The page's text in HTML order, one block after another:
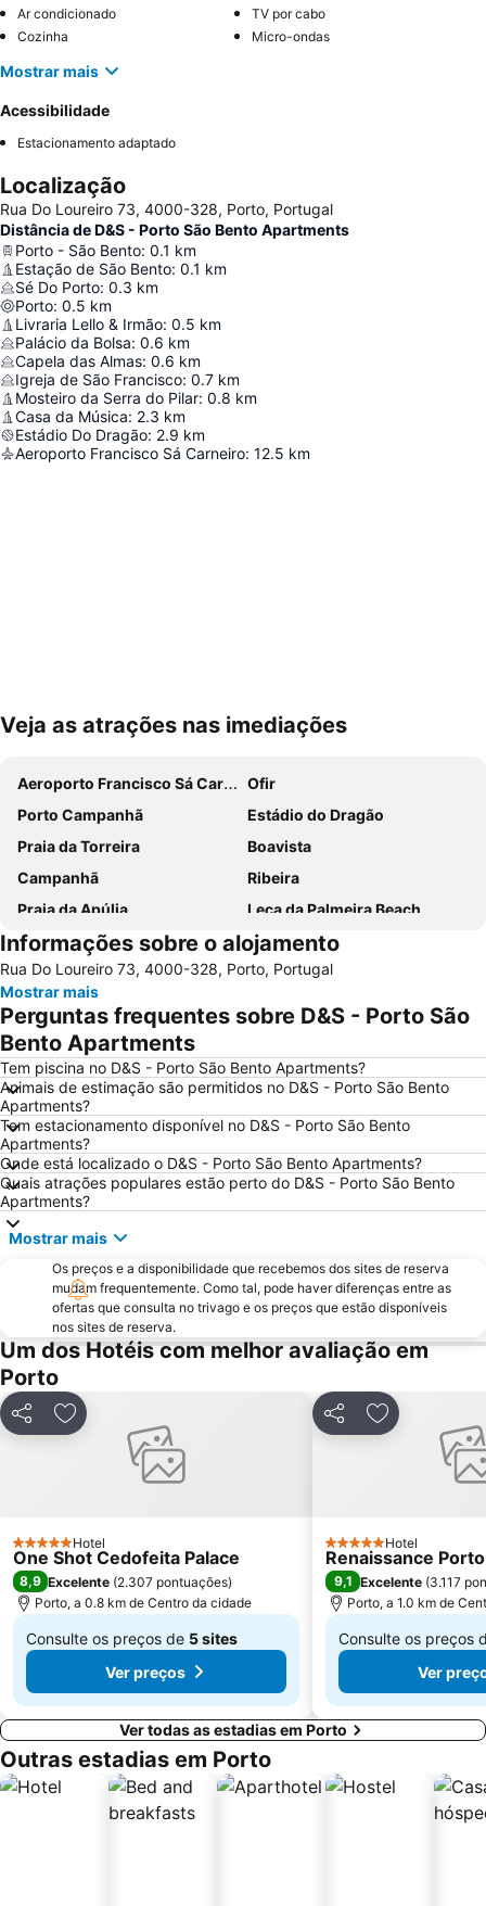
Ar condicionado
TV por cabo
Cozinha
Micro-ondas
Mostrar mais
Acessibilidade
Estacionamento adaptado
Localização
Rua Do Loureiro 73, 4000-328, Porto, Portugal
Distância de D&S - Porto São Bento Apartments
Porto - São Bento: 0.1 km
Estação de São Bento: 0.1 km
Sé Do Porto: 0.3 km
Porto: 0.5 km
Livraria Lello & Irmão: 0.5 km
Palácio da Bolsa: 0.6 km
Capela das Almas: 0.6 km
Igreja de São Francisco: 0.7 km
Mosteiro da Serra do Pilar: 0.8 km
Casa da Música: 2.3 km
Estádio Do Dragão: 2.9 km
Aeroporto Francisco Sá Carneiro: 12.5 km
Ampliar mapa
Veja as atrações nas imediações
Aeroporto Francisco Sá Carneiro
Ofir
Porto Campanhã
Estádio do Dragão
Praia da Torreira
Boavista
Campanhã
Ribeira
Praia da Apúlia
Leça da Palmeira Beach
Parque aquático de Amarante
Pavilhão Multiusos Gondomar
Praia do Furadouro
Cais de Gaia
Magikland
Pavilhão Rosa Mota
Norteshopping
Baixa
Centro Histórico do Porto
Casa da Música
Parque & Zoo Santo Inácio
Estação São Bento
Aver-o-Mar Beach
Europarque
Matosinhos Beach
Praia da Aguda
Parque da Cidade
Hotel Solverde Beach
Edificio da Alfândega
Braga Parque
Mercado do Bolhão
Estádio Municipal de Braga - Estádio AXA
Aldeia Rural Preservada de Quintandona
Palacio do Freixo
Mindelo Beach
Bom Jesus do Monte
Caxinas Beach
Termas Romanas do Alto da Cividade
Estação de Caminhos de Ferro de Braga
Casino de Espinho
Parque do Palácio de Cristal
Aquático de Fafe
Azurara Beach
Informações sobre o alojamento
Rua Do Loureiro 73, 4000-328, Porto, Portugal
Mostrar mais
Perguntas frequentes sobre D&S - Porto São
Bento Apartments
Tem piscina no D&S - Porto São Bento Apartments?
Animais de estimação são permitidos no D&S - Porto São Bento
Apartments?
Tem estacionamento disponível no D&S - Porto São Bento
Apartments?
Onde está localizado o D&S - Porto São Bento Apartments?
Quais atrações populares estão perto do D&S - Porto São Bento
Apartments?
Mostrar mais
Os preços e a disponibilidade que recebemos dos sites de reserva
mudam frequentemente. Como tal, pode haver diferenças entre as
ofertas que consulta no trivago e os preços que estão disponíveis
nos sites de reserva.
Um dos Hotéis com melhor avaliação em
Porto
PartilharAdicionar aos favoritos
5 EstrelasHotel
One Shot Cedofeita Palace
8,9 Excelente (2.307 pontuações)
Porto, a 0.8 km de Centro da cidade
Consulte os preços de 5 sites
De
€ 93 Ver preços
PartilharAdicionar
5 EstrelasHotel
Renaissance
9,1 Excelente (3.117
Porto, a 1.0 km de
Consulte os preços
De
€ 93 Ver
Ver todas as estadias em Porto
Outras estadias em Porto